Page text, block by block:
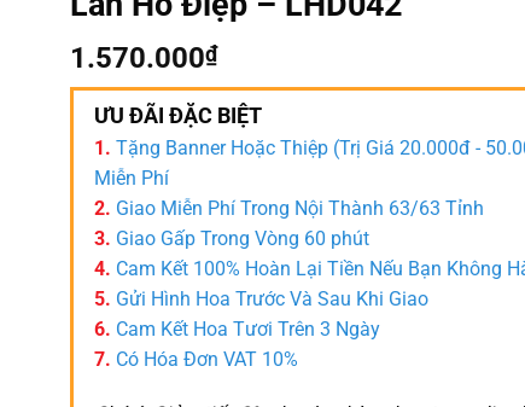
1.570.000₫
ƯU ĐÃI ĐẶC BIỆT
1. Tặng Banner Hoặc Thiệp (Trị Giá 20.000đ -
Miễn Phí
2. Giao Miễn Phí Trong Nội Thành 63/63 Tỉnh
3. Giao Gấp Trong Vòng 60 phút
4. Cam Kết 100% Hoàn Lại Tiền Nếu Bạn Không
5. Gửi Hình Hoa Trước Và Sau Khi Giao
6. Cam Kết Hoa Tươi Trên 3 Ngày
7. Có Hóa Đơn VAT 10%